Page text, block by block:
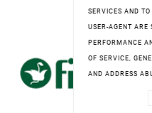
SERVICES AND
USER-AGENT ARE
PERFORMANCE
OF SERVICE,
AND ADDRESS